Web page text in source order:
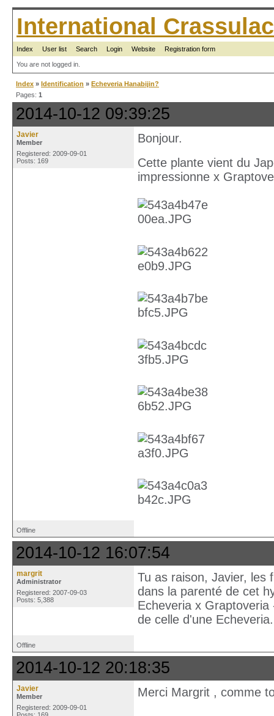
International
Index User list Search Login Website Registration form
You are not logged in.
Index » Identification » Echeveria Hanabijin?
Pages: 1
2014-10-12 09:39:25
Javier
Member
Registered: 2009-09-01
Posts: 169
Bonjour.
Cette plante vient du
impressionne x
Offline
2014-10-12 16:07:54
margrit
Administrator
Registered: 2007-09-03
Posts: 5,388
Tu as raison, Javier, les
dans la parenté de cet
Echeveria x
de celle d'une Echeveria.
Offline
2014-10-12 20:18:35
Javier
Member
Registered: 2009-09-01
Merci Margrit , comme